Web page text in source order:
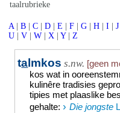
taalrubrieke
A | B | C | D | E | F | G | H | I | J
U | V | W | X | Y | Z
talmkos s.nw. [geen
kos wat in
kulinêre tradisies
tipies met plaaslike
gehalte:› Die jongste